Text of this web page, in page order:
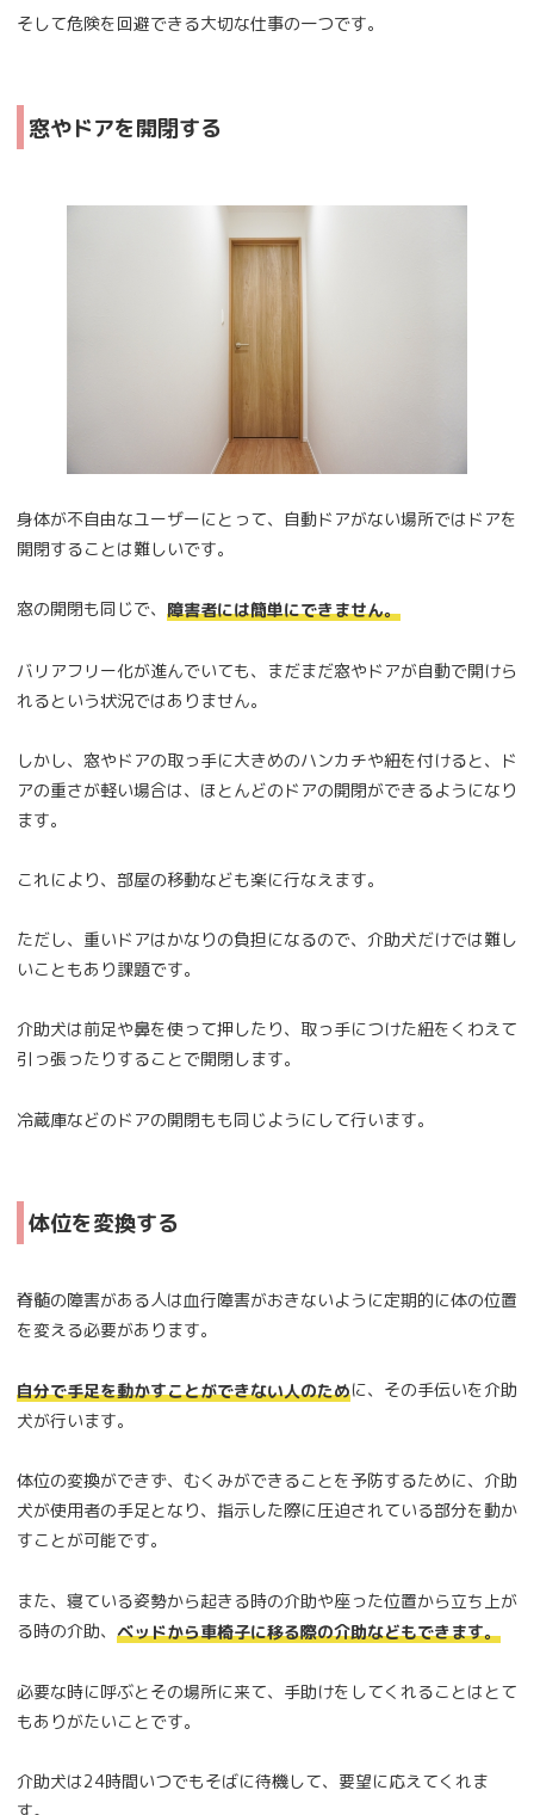
そして危険を回避できる大切な仕事の一つです。
窓やドアを開閉する
身体が不自由なユーザーにとって、自動ドアがない場所ではドアを
開閉することは難しいです。
窓の開閉も同じで、 障害者には簡単にできません。
バリアフリー化が進んでいても、まだまだ窓やドアが自動で開けら
れるという状況ではありません。
しかし、窓やドアの取っ手に大きめのハンカチや紐を付けると、ド
アの重さが軽い場合は、ほとんどのドアの開閉ができるようになり
ます。
これにより、部屋の移動なども楽に行なえます。
ただし、重いドアはかなりの負担になるので、介助犬だけでは難し
いこともあり課題です。
介助犬は前足や鼻を使って押したり、取っ手につけた紐をくわえて
引っ張ったりすることで開閉します。
冷蔵庫などのドアの開閉もも同じようにして行います。
体位を変換する
脊髄の障害がある人は血行障害がおきないように定期的に体の位置
を変える必要があります。
自分で手足を動かすことができない人のために、その手伝いを介助
犬が行います。
体位の変換ができず、むくみができることを予防するために、介助
犬が使用者の手足となり、指示した際に圧迫されている部分を動か
すことが可能です。
また、寝ている姿勢から起きる時の介助や座った位置から立ち上が
る時の介助、 ベッドから車椅子に移る際の介助などもできます。
必要な時に呼ぶとその場所に来て、手助けをしてくれることはとて
もありがたいことです。
介助犬は24時間いつでもそばに待機して、要望に応えてくれま